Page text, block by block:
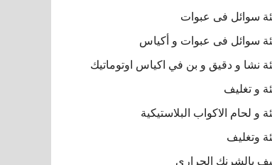
سوائل فى عبوات
سوائل فى عبوات و أكياس
نشا و دقيق و بن في اكياس اوتوماتيك
و تغليف
و لحام الاكواب البلاستيكية
وتغليف
بالشرنك الحرارى